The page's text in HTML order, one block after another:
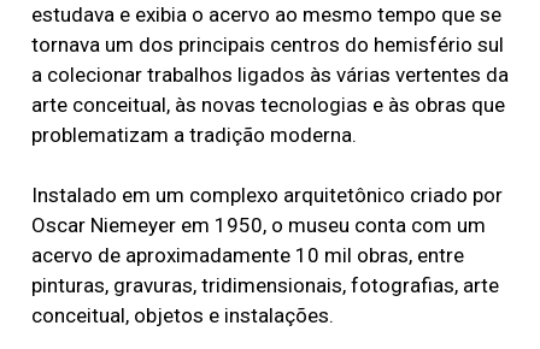
estudava e exibia o acervo ao mesmo tempo que se
tornava um dos principais centros do hemisfério sul
a colecionar trabalhos ligados às várias vertentes da
arte conceitual, às novas tecnologias e às obras que
problematizam a tradição moderna.
Instalado em um complexo arquitetônico criado por
Oscar Niemeyer em 1950, o museu conta com um
acervo de aproximadamente 10 mil obras, entre
pinturas, gravuras, tridimensionais, fotografias, arte
conceitual, objetos e instalações.